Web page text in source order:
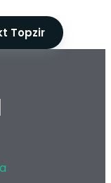
Topzir